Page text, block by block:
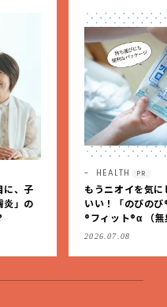
HEALTH PR
もうニオイを気にしなくっ
いい！「のびのび®サロン
®フィット®α （無臭性）」
肩こりや足腰のダルさを出
2026.07.08